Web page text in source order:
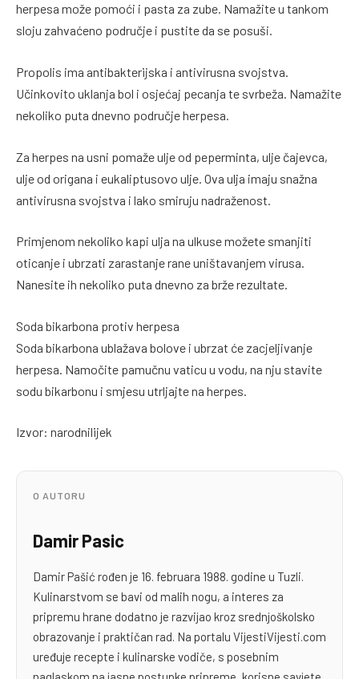
herpesa može pomoći i pasta za zube. Namažite u tankom
sloju zahvaćeno područje i pustite da se posuši.
Propolis ima antibakterijska i antivirusna svojstva.
Učinkovito uklanja bol i osjećaj pecanja te svrbeža. Namažite
nekoliko puta dnevno područje herpesa.
Za herpes na usni pomaže ulje od peperminta, ulje čajevca,
ulje od origana i eukaliptusovo ulje. Ova ulja imaju snažna
antivirusna svojstva i lako smiruju nadraženost.
Primjenom nekoliko kapi ulja na ulkuse možete smanjiti
oticanje i ubrzati zarastanje rane uništavanjem virusa.
Nanesite ih nekoliko puta dnevno za brže rezultate.
Soda bikarbona protiv herpesa
Soda bikarbona ublažava bolove i ubrzat će zacjeljivanje
herpesa. Namočite pamučnu vaticu u vodu, na nju stavite
sodu bikarbonu i smjesu utrljajte na herpes.
Izvor: narodnilijek
O AUTORU
Damir Pasic
Damir Pašić rođen je 16. februara 1988. godine u Tuzli.
Kulinarstvom se bavi od malih nogu, a interes za
pripremu hrane dodatno je razvijao kroz srednjoškolsko
obrazovanje i praktičan rad. Na portalu VijestiVijesti.com
uređuje recepte i kulinarske vodiče, s posebnim